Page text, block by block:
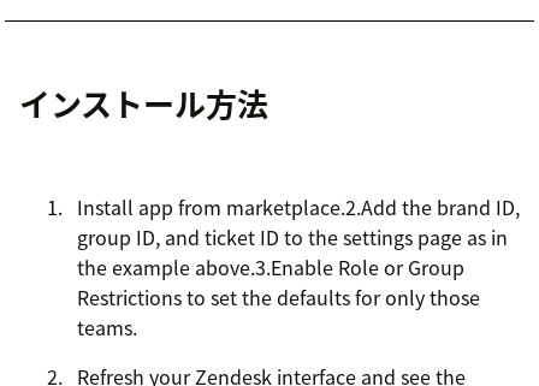
インストール方法
Install app from marketplace.2.Add the brand ID,
group ID, and ticket ID to the settings page as in
the example above.3.Enable Role or Group
Restrictions to set the defaults for only those
teams.
Refresh your Zendesk interface and see the